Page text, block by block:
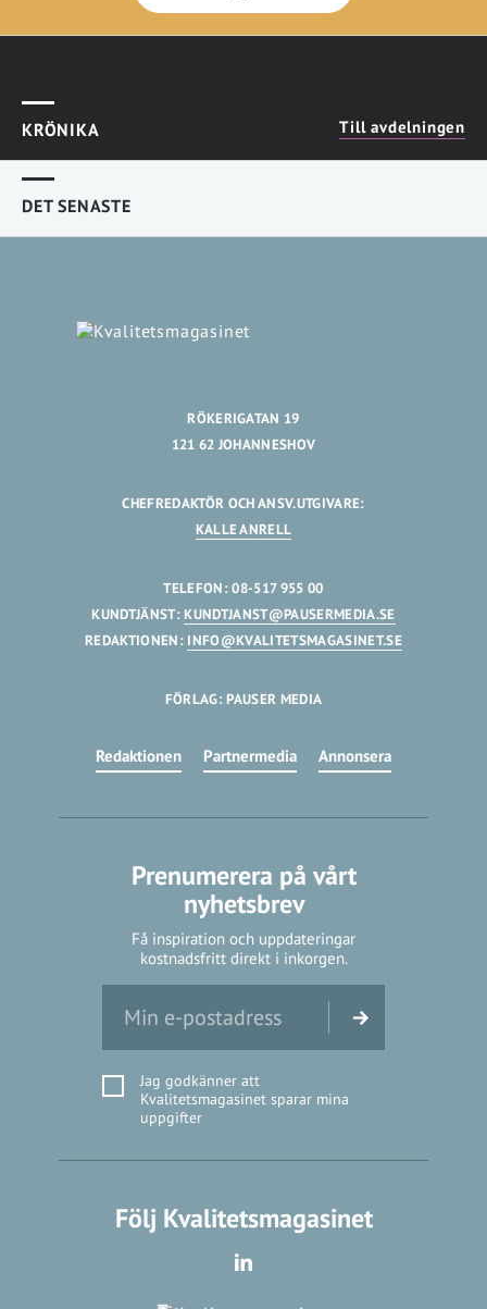
KRÖNIKA Till avdelningen
DET SENASTE
RÖKERIGATAN 19
121 62 JOHANNESHOV
CHEFREDAKTÖR OCH ANSV.UTGIVARE:
KALLE ANRELL
TELEFON: 08-517 955 00
KUNDTJÄNST:KUNDTJANST@PAUSERMEDIA.SE
REDAKTIONEN: INFO@KVALITETSMAGASINET.SE
FÖRLAG: PAUSER MEDIA
Redaktionen Partnermedia Annonsera
Prenumerera på vårt
nyhetsbrev
Få inspiration och uppdateringar
kostnadsfritt direkt i inkorgen.
Jag godkänner att
Kvalitetsmagasinet sparar mina
uppgifter
Följ Kvalitetsmagasinet